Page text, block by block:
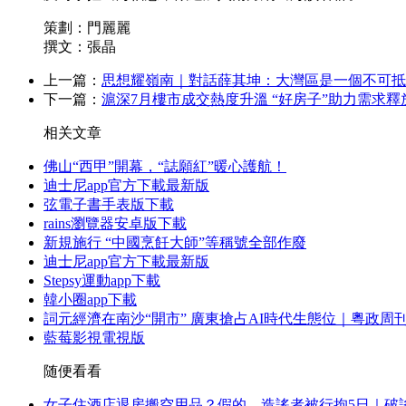
策劃：門麗麗
撰文：張晶
上一篇： 思想耀嶺南｜對話薛其坤：大灣區是一個不可
下一篇： 滬深7月樓市成交熱度升溫 “好房子”助力需求釋
相关文章
佛山“西甲”開幕，“誌願紅”暖心護航！
迪士尼app官方下載最新版
弦電子書手表版下載
rains瀏覽器安卓版下載
新規施行 “中國烹飪大師”等稱號全部作廢
迪士尼app官方下載最新版
Stepsy運動app下載
韓小圈app下載
詞元經濟在南沙“開市” 廣東搶占AI時代生態位｜粵政周刊
藍莓影視電視版
随便看看